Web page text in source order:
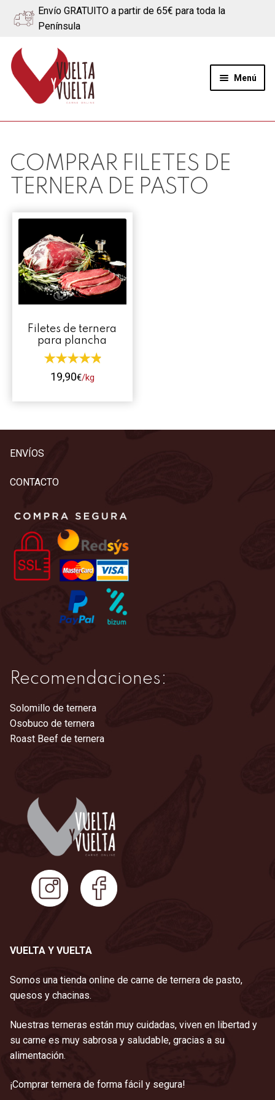
Envío GRATUITO a partir de 65€ para toda la
Península
Ir
a
navegación
Ir
al
contenido
Menú
Quiénes somos
Ternera
Cerdo
Quesos
Blog
Contacto
0 productos
COMPRAR FILETES DE
TERNERA DE PASTO
Filetes de ternera
para plancha
19,90€/kg
Este
tiene
elegir
la
de
producto
ENVÍOS
CONTACTO
Recomendaciones:
Solomillo de ternera
Osobuco de ternera
Roast Beef de ternera
VUELTA Y VUELTA
Somos una tienda online de carne de ternera de pasto,
quesos y chacinas.
Nuestras terneras están muy cuidadas, viven en libertad y
su carne es muy sabrosa y saludable, gracias a su
alimentación.
¡Comprar ternera de forma fácil y segura!